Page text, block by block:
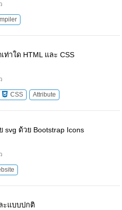
าใด HTML และ CSS
CSS Attribute
svg ด้วย Bootstrap Icons
ะแบบปกติ